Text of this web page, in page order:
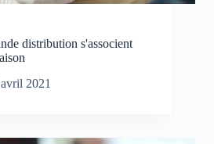
distribution s'associent
2021